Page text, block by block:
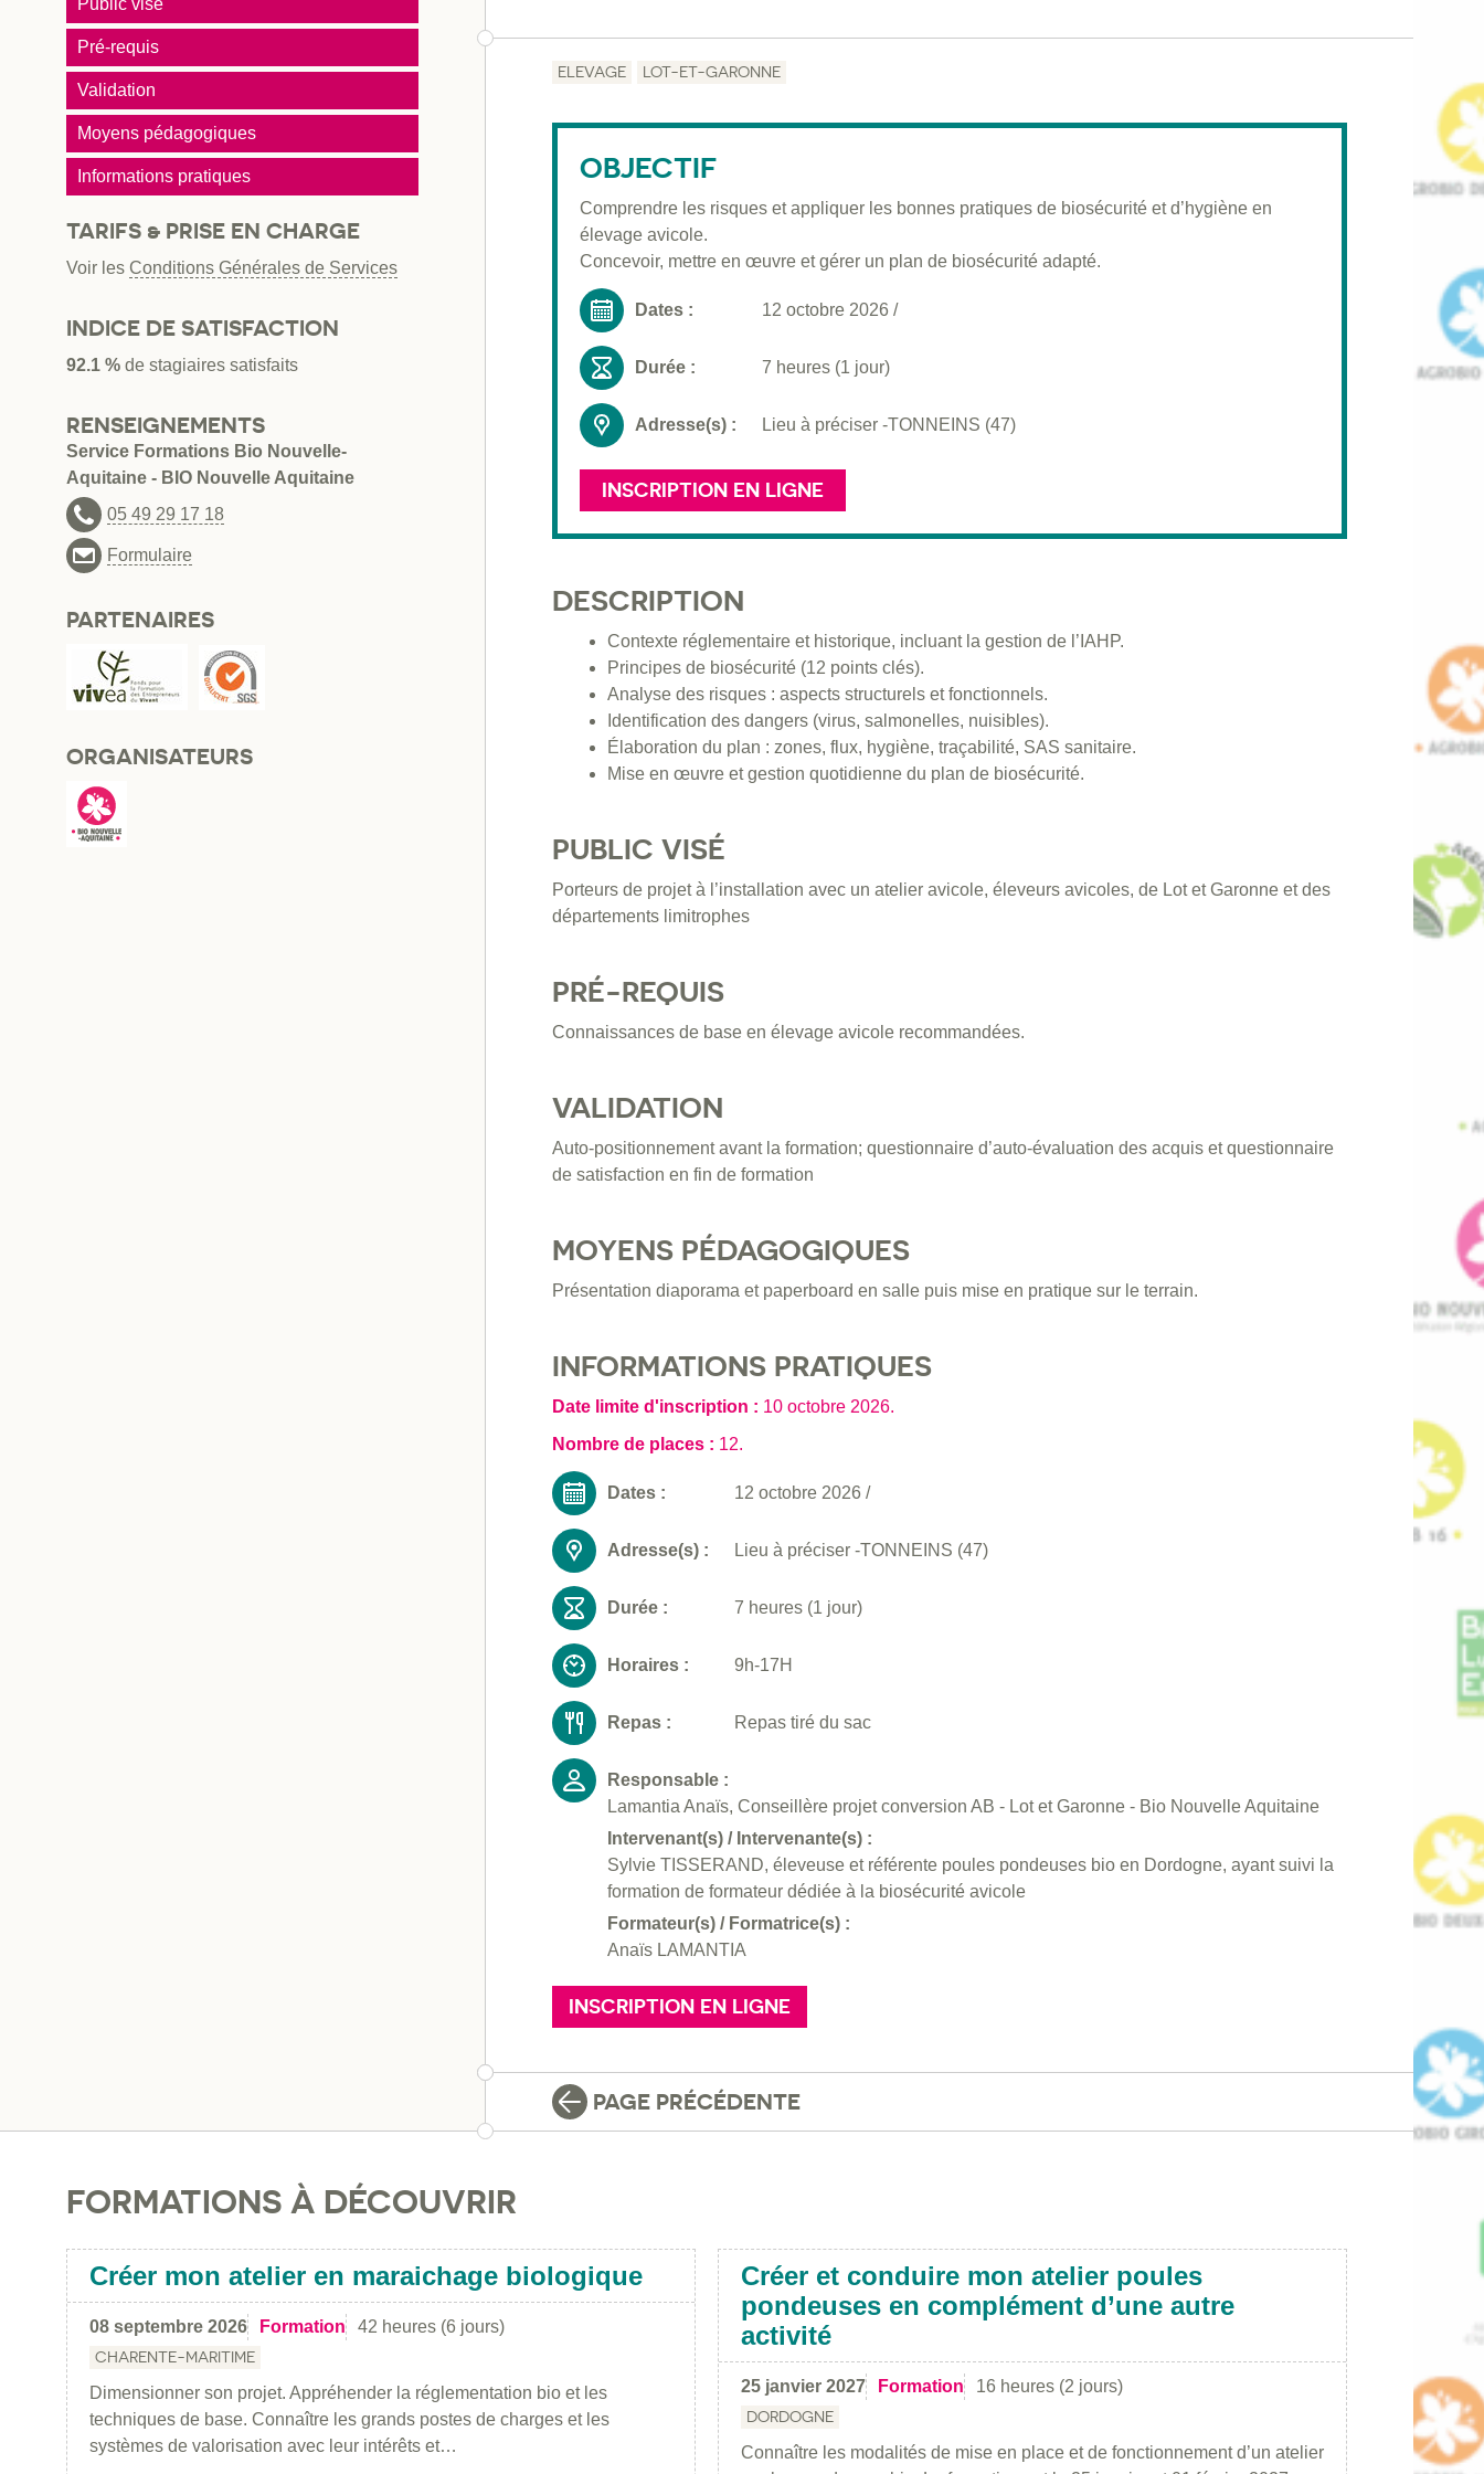
ELEVAGE LOT-ET-GARONNE
OBJECTIF
Comprendre les risques et appliquer les bonnes pratiques de biosécurité et d’hygiène en
élevage avicole.
Concevoir, mettre en œuvre et gérer un plan de biosécurité adapté.
Dates : 12 octobre 2026 /
Durée : 7 heures (1 jour)
Adresse(s) : Lieu à préciser -TONNEINS (47)
INSCRIPTION EN LIGNE
DESCRIPTION
Contexte réglementaire et historique, incluant la gestion de l’IAHP.
Principes de biosécurité (12 points clés).
Analyse des risques : aspects structurels et fonctionnels.
Identification des dangers (virus, salmonelles, nuisibles).
Élaboration du plan : zones, flux, hygiène, traçabilité, SAS sanitaire.
Mise en œuvre et gestion quotidienne du plan de biosécurité.
PUBLIC VISÉ
Porteurs de projet à l’installation avec un atelier avicole, éleveurs avicoles, de Lot et Garonne et des
départements limitrophes
PRÉ-REQUIS
Connaissances de base en élevage avicole recommandées.
VALIDATION
Auto-positionnement avant la formation; questionnaire d’auto-évaluation des acquis et questionnaire
de satisfaction en fin de formation
MOYENS PÉDAGOGIQUES
Présentation diaporama et paperboard en salle puis mise en pratique sur le terrain.
INFORMATIONS PRATIQUES
Date limite d'inscription : 10 octobre 2026.
Nombre de places : 12.
Dates : 12 octobre 2026 /
Adresse(s) : Lieu à préciser -TONNEINS (47)
Durée : 7 heures (1 jour)
Horaires : 9h-17H
Repas : Repas tiré du sac
Responsable :
Lamantia Anaïs, Conseillère projet conversion AB - Lot et Garonne - Bio Nouvelle Aquitaine
Intervenant(s) / Intervenante(s) :
Sylvie TISSERAND, éleveuse et référente poules pondeuses bio en Dordogne, ayant suivi la
formation de formateur dédiée à la biosécurité avicole
Formateur(s) / Formatrice(s) :
Anaïs LAMANTIA
INSCRIPTION EN LIGNE
PAGE PRÉCÉDENTE
Public visé
Pré-requis
Validation
Moyens pédagogiques
Informations pratiques
TARIFS & PRISE EN CHARGE
Voir les Conditions Générales de Services
INDICE DE SATISFACTION
92.1 % de stagiaires satisfaits
RENSEIGNEMENTS
Service Formations Bio Nouvelle-
Aquitaine - BIO Nouvelle Aquitaine
05 49 29 17 18
Formulaire
PARTENAIRES
ORGANISATEURS
FORMATIONS À DÉCOUVRIR
Créer mon atelier en maraichage biologique
08 septembre 2026 Formation 42 heures (6 jours)
CHARENTE-MARITIME
Dimensionner son projet. Appréhender la réglementation bio et les
techniques de base. Connaître les grands postes de charges et les
systèmes de valorisation avec leur intérêts et…
Créer et conduire mon atelier poules
pondeuses en complément d’une autre
activité
25 janvier 2027 Formation 16 heures (2 jours)
DORDOGNE
Connaître les modalités de mise en place et de fonctionnement d’un atelier